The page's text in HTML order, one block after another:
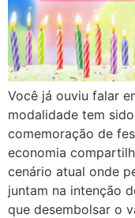
Você já ouviu falar
modalidade tem
comemoração de
economia
cenário atual onde
juntam na intenção
que desembolsar o